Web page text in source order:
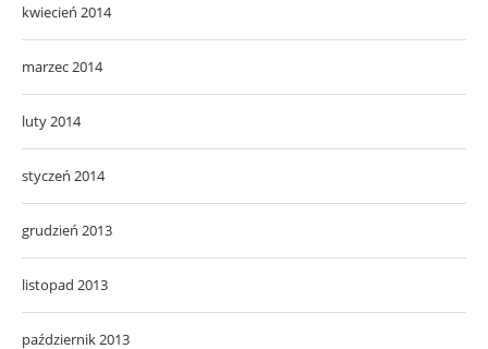
kwiecień 2014
marzec 2014
luty 2014
styczeń 2014
grudzień 2013
listopad 2013
październik 2013